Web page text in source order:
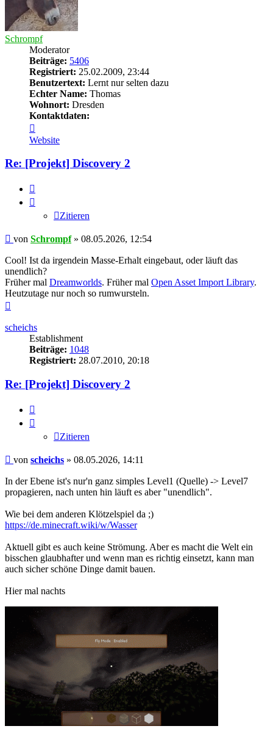
Schrompf
Moderator
Beiträge: 5406
Registriert: 25.02.2009, 23:44
Benutzertext: Lernt nur selten dazu
Echter Name: Thomas
Wohnort: Dresden
Kontaktdaten:
von
Schrompf
Website
Re: [Projekt] Discovery 2
Zitieren
Beitrag
von Schrompf» 08.05.2026, 12:54
Cool! Ist da irgendein Masse-Erhalt eingebaut, oder läuft das
unendlich?
Früher mal Dreamworlds. Früher mal Open Asset Import Library.
Heutzutage nur noch so rumwursteln.
scheichs
Establishment
Beiträge: 1048
Registriert: 28.07.2010, 20:18
Re: [Projekt] Discovery 2
Zitieren
Beitrag
von scheichs » 08.05.2026, 14:11
In der Ebene ist's nur'n ganz simples Level1 (Quelle) -> Level7
propagieren, nach unten hin läuft es aber "unendlich".
Wie bei dem anderen Klötzelspiel da ;)
https://de.minecraft.wiki/w/Wasser
Aktuell gibt es auch keine Strömung. Aber es macht die Welt ein
bisschen glaubhafter und wenn man es richtig einsetzt, kann man
auch sicher schöne Dinge damit bauen.
Hier mal nachts